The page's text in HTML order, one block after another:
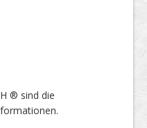
® sind die